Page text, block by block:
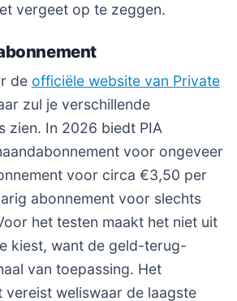
vergeet op te zeggen.
de officiële website van Private
zul je verschillende
zien. In 2026 biedt PIA
voor ongeveer
voor circa €3,50 per
abonnement voor slechts
het testen maakt het niet uit
kiest, want de geld-terug-
van toepassing. Het
vereist weliswaar de laagste